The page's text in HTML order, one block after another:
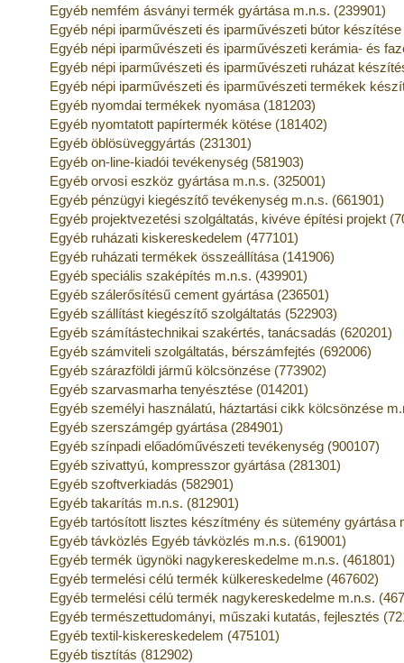
Egyéb nemfém ásványi termék gyártása m.n.s. (239901)
Egyéb népi iparművészeti és iparművészeti bútor
Egyéb népi iparművészeti és iparművészeti kerámia- és
Egyéb népi iparművészeti és iparművészeti ruházat
Egyéb népi iparművészeti és iparművészeti termékek
Egyéb nyomdai termékek nyomása (181203)
Egyéb nyomtatott papírtermék kötése (181402)
Egyéb öblösüveggyártás (231301)
Egyéb on-line-kiadói tevékenység (581903)
Egyéb orvosi eszköz gyártása m.n.s. (325001)
Egyéb pénzügyi kiegészítő tevékenység m.n.s. (661901)
Egyéb projektvezetési szolgáltatás, kivéve építési projekt
Egyéb ruházati kiskereskedelem (477101)
Egyéb ruházati termékek összeállítása (141906)
Egyéb speciális szaképítés m.n.s. (439901)
Egyéb szálerősítésű cement gyártása (236501)
Egyéb szállítást kiegészítő szolgáltatás (522903)
Egyéb számítástechnikai szakértés, tanácsadás (620201)
Egyéb számviteli szolgáltatás, bérszámfejtés (692006)
Egyéb szárazföldi jármű kölcsönzése (773902)
Egyéb szarvasmarha tenyésztése (014201)
Egyéb személyi használatú, háztartási cikk kölcsönzése
Egyéb szerszámgép gyártása (284901)
Egyéb színpadi előadóművészeti tevékenység (900107)
Egyéb szivattyú, kompresszor gyártása (281301)
Egyéb szoftverkiadás (582901)
Egyéb takarítás m.n.s. (812901)
Egyéb tartósított lisztes készítmény és sütemény gyártása
Egyéb távközlés Egyéb távközlés m.n.s. (619001)
Egyéb termék ügynöki nagykereskedelme m.n.s. (461801)
Egyéb termelési célú termék külkereskedelme (467602)
Egyéb termelési célú termék nagykereskedelme m.n.s.
Egyéb természettudományi, műszaki kutatás, fejlesztés
Egyéb textil-kiskereskedelem (475101)
Egyéb tisztítás (812902)